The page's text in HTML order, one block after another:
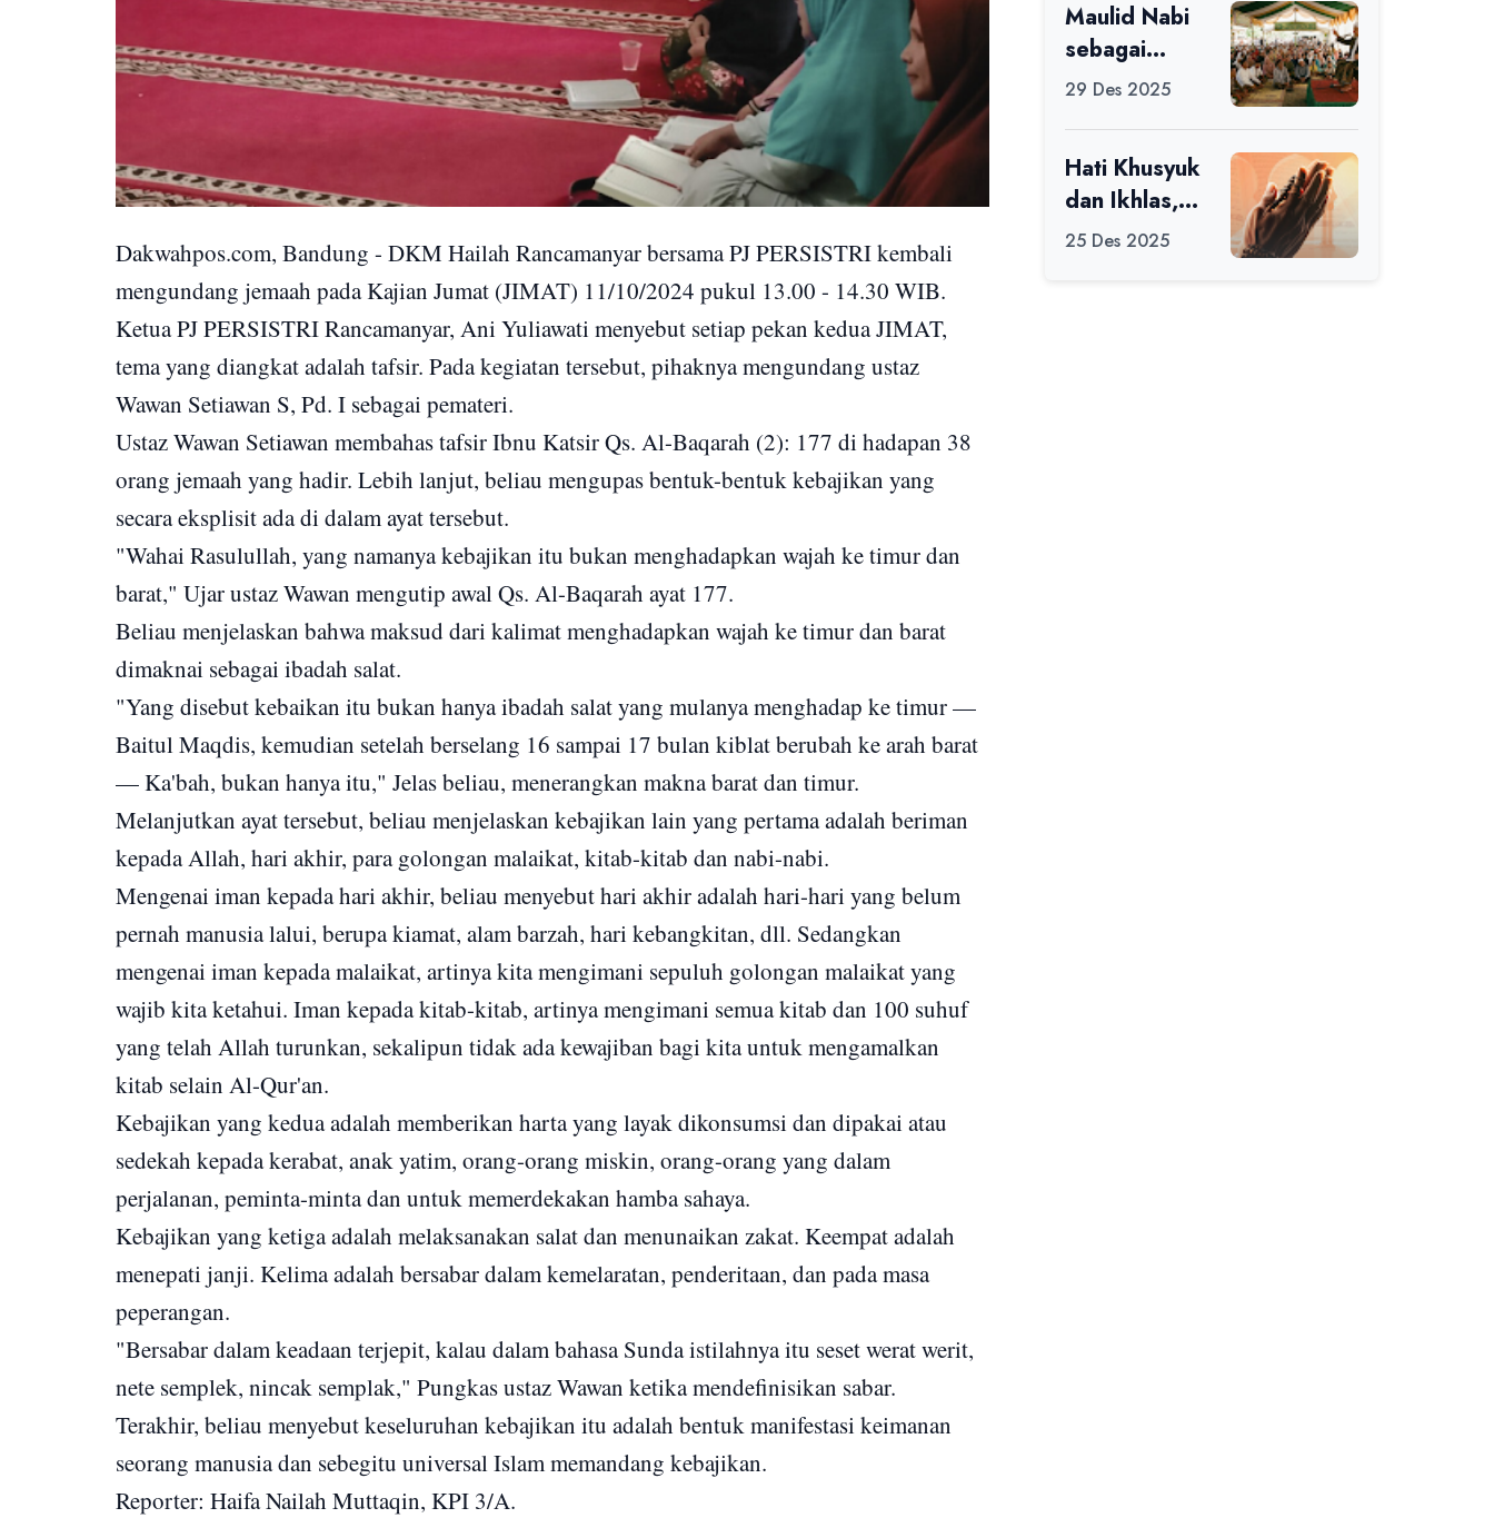
Dakwahpos.com, Bandung - DKM Hailah Rancamanyar bersama PJ PERSISTRI kembali
mengundang jemaah pada Kajian Jumat (JIMAT) 11/10/2024 pukul 13.00 - 14.30 WIB.
Ketua PJ PERSISTRI Rancamanyar, Ani Yuliawati menyebut setiap pekan kedua JIMAT,
tema yang diangkat adalah tafsir. Pada kegiatan tersebut, pihaknya mengundang ustaz
Wawan Setiawan S, Pd. I sebagai pemateri.
Ustaz Wawan Setiawan membahas tafsir Ibnu Katsir Qs. Al-Baqarah (2): 177 di hadapan 38
orang jemaah yang hadir. Lebih lanjut, beliau mengupas bentuk-bentuk kebajikan yang
secara eksplisit ada di dalam ayat tersebut.
"Wahai Rasulullah, yang namanya kebajikan itu bukan menghadapkan wajah ke timur dan
barat," Ujar ustaz Wawan mengutip awal Qs. Al-Baqarah ayat 177.
Beliau menjelaskan bahwa maksud dari kalimat menghadapkan wajah ke timur dan barat
dimaknai sebagai ibadah salat.
"Yang disebut kebaikan itu bukan hanya ibadah salat yang mulanya menghadap ke timur —
Baitul Maqdis, kemudian setelah berselang 16 sampai 17 bulan kiblat berubah ke arah barat
— Ka'bah, bukan hanya itu," Jelas beliau, menerangkan makna barat dan timur.
Melanjutkan ayat tersebut, beliau menjelaskan kebajikan lain yang pertama adalah beriman
kepada Allah, hari akhir, para golongan malaikat, kitab-kitab dan nabi-nabi.
Mengenai iman kepada hari akhir, beliau menyebut hari akhir adalah hari-hari yang belum
pernah manusia lalui, berupa kiamat, alam barzah, hari kebangkitan, dll. Sedangkan
mengenai iman kepada malaikat, artinya kita mengimani sepuluh golongan malaikat yang
wajib kita ketahui. Iman kepada kitab-kitab, artinya mengimani semua kitab dan 100 suhuf
yang telah Allah turunkan, sekalipun tidak ada kewajiban bagi kita untuk mengamalkan
kitab selain Al-Qur'an.
Kebajikan yang kedua adalah memberikan harta yang layak dikonsumsi dan dipakai atau
sedekah kepada kerabat, anak yatim, orang-orang miskin, orang-orang yang dalam
perjalanan, peminta-minta dan untuk memerdekakan hamba sahaya.
Kebajikan yang ketiga adalah melaksanakan salat dan menunaikan zakat. Keempat adalah
menepati janji. Kelima adalah bersabar dalam kemelaratan, penderitaan, dan pada masa
peperangan.
"Bersabar dalam keadaan terjepit, kalau dalam bahasa Sunda istilahnya itu seset werat werit,
nete semplek, nincak semplak," Pungkas ustaz Wawan ketika mendefinisikan sabar.
Terakhir, beliau menyebut keseluruhan kebajikan itu adalah bentuk manifestasi keimanan
seorang manusia dan sebegitu universal Islam memandang kebajikan.
Reporter: Haifa Nailah Muttaqin, KPI 3/A.
Maulid Nabi
sebagai
Momentum
29 Des 2025
Hati Khusyuk
dan Ikhlas,
Jadi Esensi
25 Des 2025